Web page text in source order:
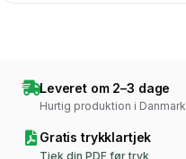
Leveret om 2–3 dage
Hurtig produktion i Danmark
Gratis trykklartjek
Tjek din PDF før tryk